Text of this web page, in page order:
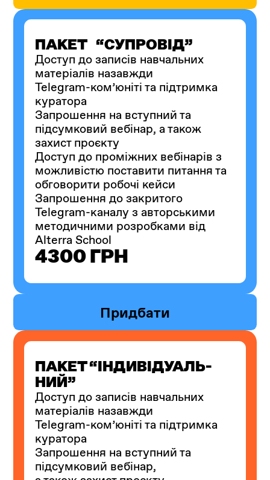
ПАКЕТ “СУПРОВІД”
Доступ до записів навчальних
матеріалів назавжди
Telegram-ком’юніті та підтримка
куратора
Запрошення на вступний та
підсумковий вебінар, а також
захист проєкту
Доступ до проміжних вебінарів з
можливістю поставити питання та
обговорити робочі кейси
Запрошення до закритого
Telegram-каналу з авторськими
методичними розробками від
Alterra School
4300 ГРН
Придбати
ПАКЕТ “ІНДИВІДУАЛЬ-
НИЙ”
Доступ до записів навчальних
матеріалів назавжди
Telegram-ком’юніті та підтримка
куратора
Запрошення на вступний та
підсумковий вебінар,